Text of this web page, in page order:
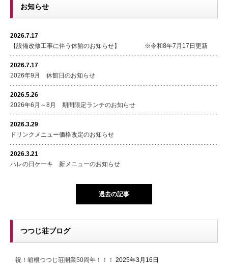
お知らせ
2026.7.17
【設備改修工事に伴う休館のお知らせ】 ※令和8年7月17日更新
2026.7.17
2026年9月 休館日のお知らせ
2026.5.26
2026年6月～8月 期間限定ランチのお知らせ
2026.3.29
ドリンクメニュー価格改定のお知らせ
2026.3.21
ハレの日ケーキ 新メニューのお知らせ
過去の記事
つつじ荘ブログ
祝！箱根つつじ荘開業50周年！！！ 2025年3月16日